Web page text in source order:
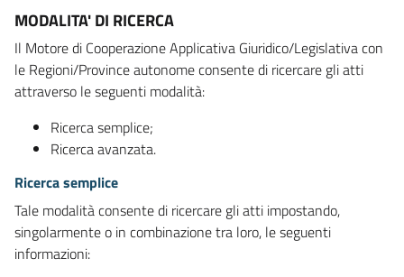
MODALITA' DI RICERCA
Il Motore di Cooperazione Applicativa Giuridico/Legislativa con
le Regioni/Province autonome consente di ricercare gli atti
attraverso le seguenti modalità:
Ricerca semplice;
Ricerca avanzata.
Ricerca semplice
Tale modalità consente di ricercare gli atti impostando,
singolarmente o in combinazione tra loro, le seguenti
informazioni: